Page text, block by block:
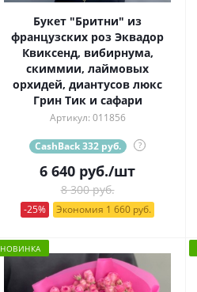
Букет "Бритни" из
французских роз Эквадор
Квиксенд, вибирнума,
скиммии, лаймовых
орхидей, диантусов люкс
Грин Тик и сафари
Артикул: 011856
CashBack 332 руб. ?
6 640 руб./шт
8 300 руб.
-25% Экономия 1 660 руб.
НОВИНКА